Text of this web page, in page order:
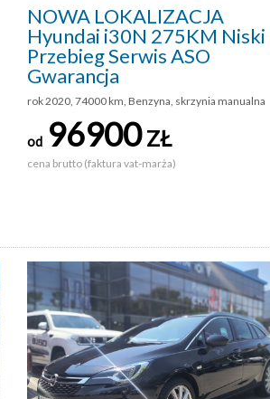
NOWA LOKALIZACJA
Hyundai i30N 275KM Niski
Przebieg Serwis ASO
Gwarancja
rok 2020, 74000 km, Benzyna, skrzynia manualna
od 96900ZŁ
cena brutto (faktura vat-marża)